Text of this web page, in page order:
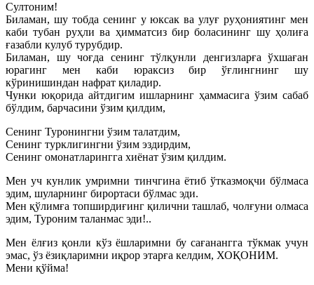
Султоним!
Биламан, шу тобда сенинг у юксак ва улуғ руҳониятинг мен
каби тубан руҳли ва ҳимматсиз бир боласининг шу ҳолиға
ғазабли кулуб турубдир.
Биламан, шу чоғда сенинг тўлқунли денгизларға ўхшаған
юрагинг мен каби юраксиз бир ўғлингнинг шу
кўринишиндан нафрат қиладир.
Чунки юқорида айтдигим ишларнинг ҳаммасига ўзим сабаб
бўлдим, барчасини ўзим қилдим,
Сенинг Туронингни ўзим талатдим,
Сенинг турклигингни ўзим эздирдим,
Сенинг омонатларингга хиёнат ўзим қилдим.
Мен уч кунлик умримни тинчгина ётиб ўтказмоқчи бўлмаса
эдим, шуларнинг бирортаси бўлмас эди.
Мен қўлимға топширдиғинг қилични ташлаб, чолғуни олмаса
эдим, Туроним таланмас эди!..
Мен ёлғиз қонли кўз ёшларимни бу сағанангга тўкмак учун
эмас, ўз ёзиқларимни иқрор этарға келдим, ХОҚОНИМ.
Мени қўйма!